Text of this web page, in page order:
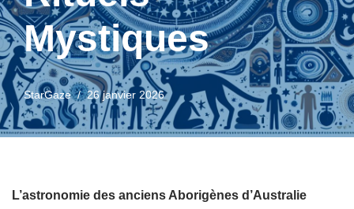
Mystiques
StarGaze 26 janvier 2026
L’astronomie des anciens Aborigènes d’Australie